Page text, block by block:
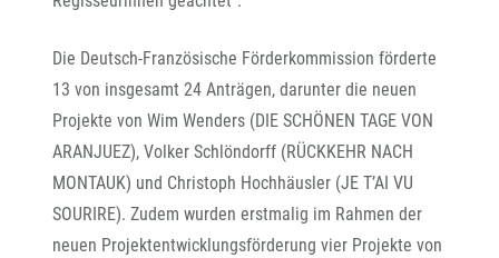
Die Deutsch-Französische Förderkommission förderte
13 von insgesamt 24 Anträgen, darunter die neuen
Projekte von Wim Wenders (DIE SCHÖNEN TAGE VON
ARANJUEZ), Volker Schlöndorff (RÜCKKEHR NACH
MONTAUK) und Christoph Hochhäusler (JE T’AI VU
SOURIRE). Zudem wurden erstmalig im Rahmen der
neuen Projektentwicklungsförderung vier Projekte von